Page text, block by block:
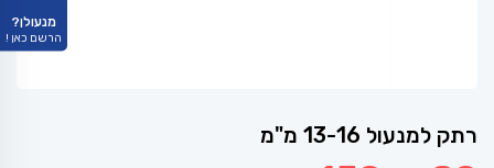
רתק למנעול 13-16 מ"מ
מנעולן?
הרשם כאן !